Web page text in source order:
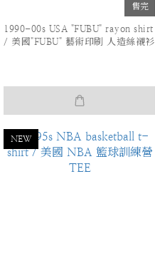
售完
1990-00s USA "FUBU" rayon shirt
/ 美國"FUBU" 藝術印刷 人造絲襯衫
NEW